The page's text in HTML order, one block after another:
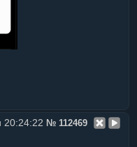
20:24:22 № 112469